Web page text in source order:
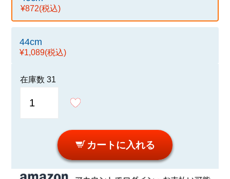
¥872(税込)
44cm
¥1,089(税込)
在庫数 31
カートに入れる